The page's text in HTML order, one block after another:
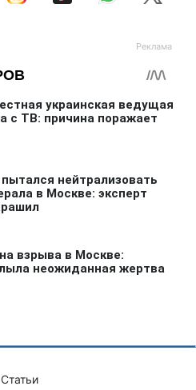
Статьи